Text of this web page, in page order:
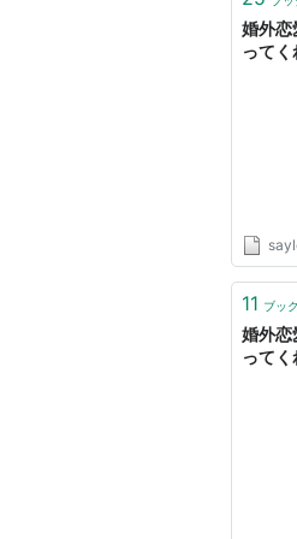
婚外恋
ってく
11 ブッ
婚外恋
ってく